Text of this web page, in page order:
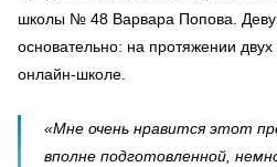
школы № 48 Варвара Попова.
основательно: на протяжении
онлайн-школе.
«Мне очень нравится этот
вполне подготовленной,